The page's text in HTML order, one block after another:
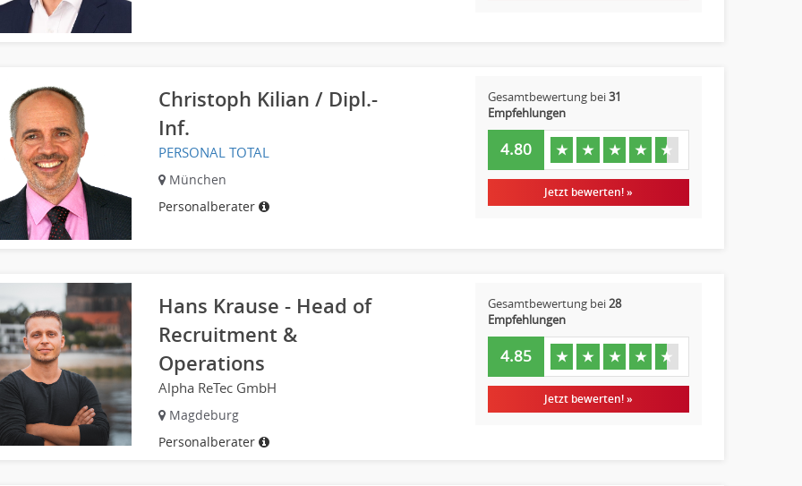
Christoph Kilian / Dipl.-
Inf.
PERSONAL TOTAL
München
Personalberater
Gesamtbewertung bei31
Empfehlungen
4.80 ★ ★ ★ ★ ★
Jetzt bewerten! »
Hans Krause - Head of
Recruitment &
Operations
Alpha ReTec GmbH
Magdeburg
Personalberater
Gesamtbewertung bei28
Empfehlungen
4.85 ★ ★ ★ ★ ★
Jetzt bewerten! »